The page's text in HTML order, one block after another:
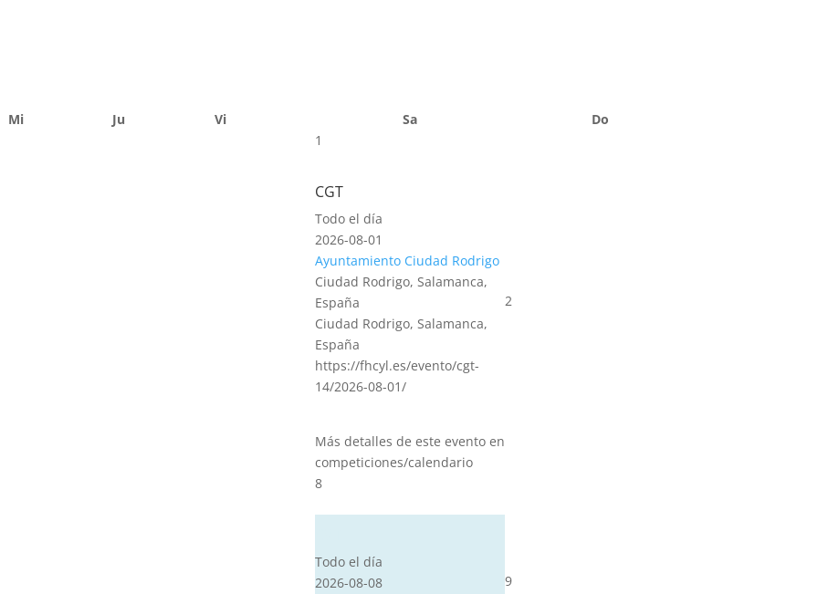
Mi Ju Vi Sa
Do
1
CGT
Todo el día
2026-08-01
Ayuntamiento Ciudad Rodrigo
Ciudad Rodrigo, Salamanca,
España
Ciudad Rodrigo, Salamanca,
España
https://fhcyl.es/evento/cgt-
14/2026-08-01/
Más detalles de este evento en
competiciones/calendario
2
8
Todo el día
2026-08-08
9